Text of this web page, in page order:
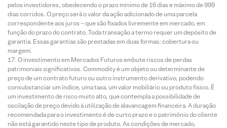
pelos investidores, obedecendo o prazo mínimo de 16 dias e máximo de 999
dias corridos. O preço será o valor da ação adicionado de uma parcela
correspondente aos juros – que são fixados livremente em mercado, em
função do prazo do contrato. Toda transação a termo requer um depósito de
garantia. Essas garantias são prestadas em duas formas: cobertura ou
margem.
O investimento em Mercados Futuros embute riscos de perdas
patrimoniais significativos. Commodity é um objeto ou determinante de
preço de um contrato futuro ou outro instrumento derivativo, podendo
consubstanciar um índice, uma taxa, um valor mobiliário ou produto físico. É
um investimento de risco muito alto, que contempla a possibilidade de
oscilação de preço devido à utilização de alavancagem financeira. A duração
recomendada para o investimento é de curto prazo e o patrimônio do cliente
não está garantido neste tipo de produto. As condições de mercado,